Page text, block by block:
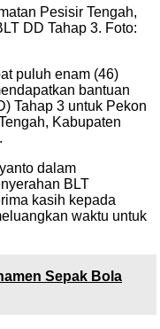
Pesisir Tengah,
DD Tahap 3. Foto:
puluh enam (46)
bantuan
Tahap 3 untuk Pekon
Kabupaten
dalam
BLT
kasih kepada
waktu untuk
Sepak Bola